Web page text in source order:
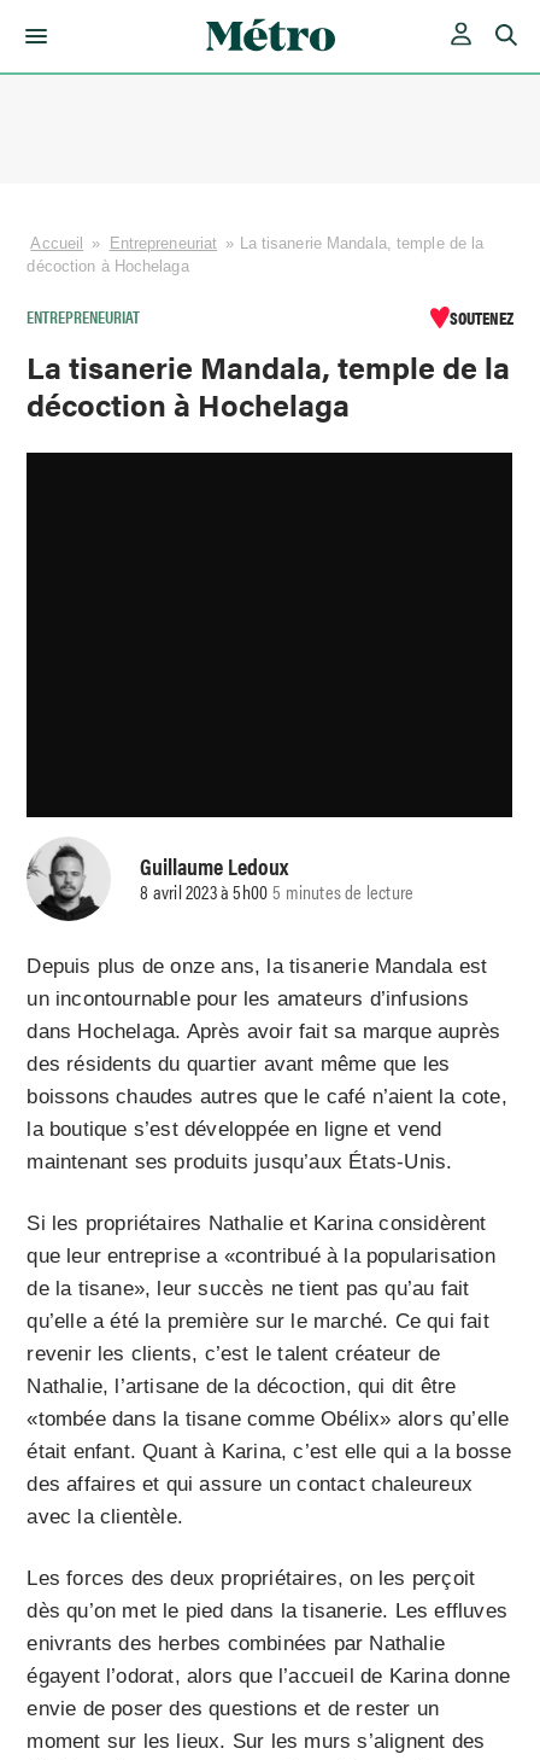
Accueil » Entrepreneuriat » La tisanerie Mandala, temple de la
décoction à Hochelaga
ENTREPRENEURIAT SOUTENEZ
La tisanerie Mandala, temple de la
décoction à Hochelaga
Guillaume Ledoux
8 avril 2023 à 5h005 minutes de lecture
Depuis plus de onze ans, la tisanerie Mandala est
un incontournable pour les amateurs d’infusions
dans Hochelaga. Après avoir fait sa marque auprès
des résidents du quartier avant même que les
boissons chaudes autres que le café n’aient la cote,
la boutique s’est développée en ligne et vend
maintenant ses produits jusqu’aux États-Unis.
Si les propriétaires Nathalie et Karina considèrent
que leur entreprise a «contribué à la popularisation
de la tisane», leur succès ne tient pas qu’au fait
qu’elle a été la première sur le marché. Ce qui fait
revenir les clients, c’est le talent créateur de
Nathalie, l’artisane de la décoction, qui dit être
«tombée dans la tisane comme Obélix» alors qu’elle
était enfant. Quant à Karina, c’est elle qui a la bosse
des affaires et qui assure un contact chaleureux
avec la clientèle.
Les forces des deux propriétaires, on les perçoit
dès qu’on met le pied dans la tisanerie. Les effluves
enivrants des herbes combinées par Nathalie
égayent l’odorat, alors que l’accueil de Karina donne
envie de poser des questions et de rester un
moment sur les lieux. Sur les murs s’alignent des